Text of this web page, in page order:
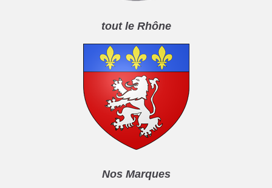
tout le Rhône
Nos Marques